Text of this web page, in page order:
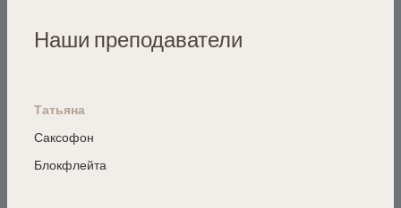
Наши преподаватели
Татьяна
Саксофон
Блокфлейта